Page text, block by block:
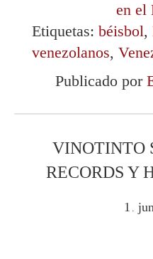
en el
Etiquetas: béisbol,
venezolanos,
Publicado por
VINOTINTO
RECORDS Y
1 .